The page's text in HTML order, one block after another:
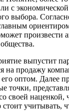
с
выбора.
произвести
выпустит
на продажу
оптом. Далее
точки,
своей наценкой,
учитывать,